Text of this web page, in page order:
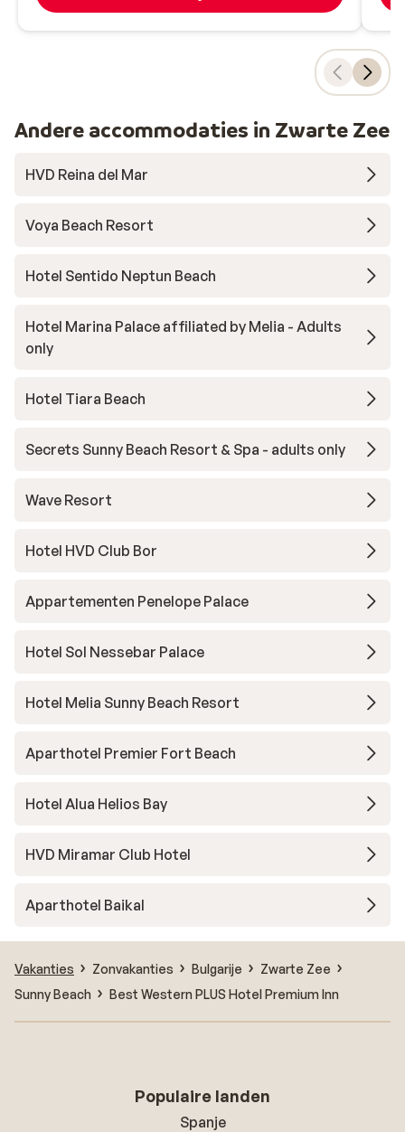
Andere accommodaties in Zwarte Zee
HVD Reina del Mar
Voya Beach Resort
Hotel Sentido Neptun Beach
Hotel Marina Palace affiliated by Melia - Adults
only
Hotel Tiara Beach
Secrets Sunny Beach Resort & Spa - adults only
Wave Resort
Hotel HVD Club Bor
Appartementen Penelope Palace
Hotel Sol Nessebar Palace
Hotel Melia Sunny Beach Resort
Aparthotel Premier Fort Beach
Hotel Alua Helios Bay
HVD Miramar Club Hotel
Aparthotel Baikal
Vakanties Zonvakanties Bulgarije
Zwarte Zee
Sunny Beach
Best Western PLUS Hotel Premium Inn
Populaire landen
Spanje